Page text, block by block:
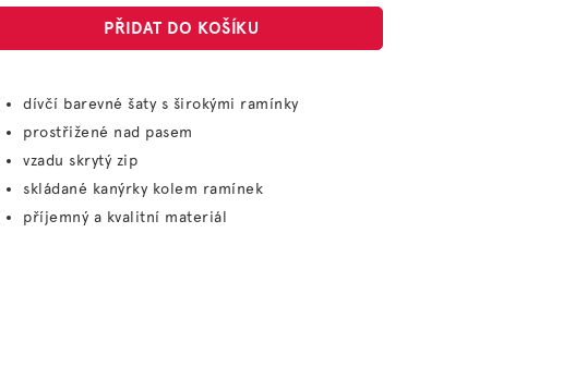
PŘIDAT DO KOŠÍKU
dívčí barevné šaty s širokými ramínky
prostřižené nad pasem
vzadu skrytý zip
skládané kanýrky kolem ramínek
příjemný a kvalitní materiál